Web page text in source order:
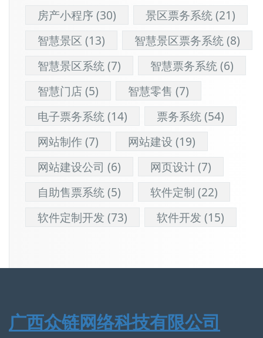
房产小程序(30) 景区票务系统(21)
智慧景区 (13) 智慧景区票务系统(8)
智慧景区系统(7) 智慧票务系统(6)
智慧门店(5) 智慧零售 (7)
电子票务系统(14) 票务系统(54)
网站制作(7) 网站建设 (19)
网站建设公司 (6) 网页设计(7)
自助售票系统(5) 软件定制 (22)
软件定制开发 (73) 软件开发 (15)
广西众链网络科技有限公司